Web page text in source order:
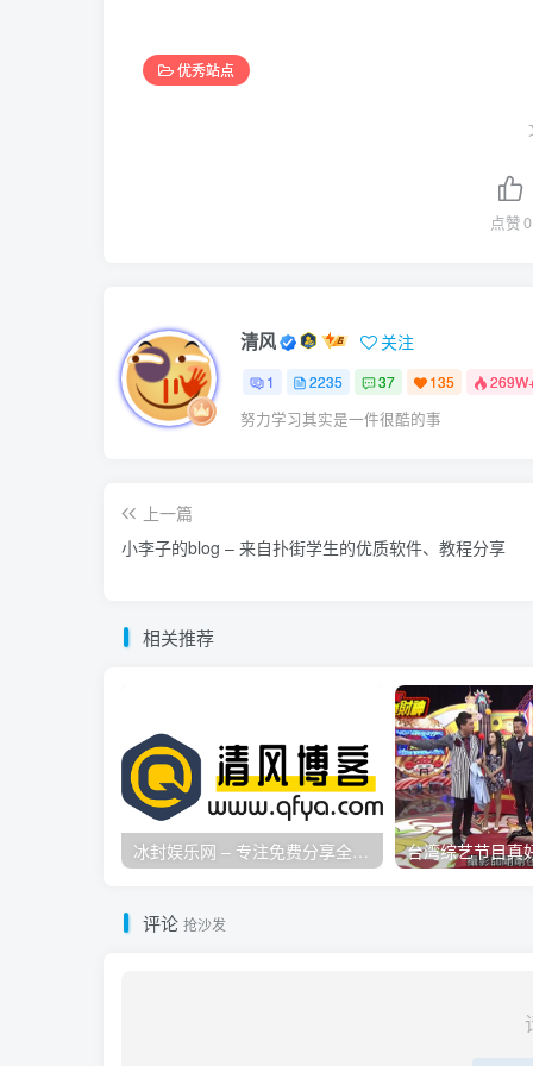
优秀站点
点赞0
清风 关注
1 2235 37 135
努力学习其实是一件很酷的事
上一篇
小李子的blog – 来自扑街学生的优质软件、教程分享
相关推荐
冰封娱乐网 – 专注免费分享全网优质资源,活动线报,实用软件,技术教程等内容标签
评论 抢沙发